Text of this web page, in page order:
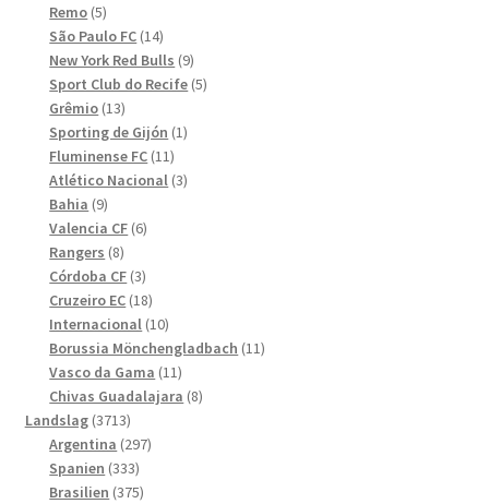
Remo 55
produkter
São Paulo FC 1414
produkter
New York Red Bulls 99
produkter
Sport Club do Recife 55
Grêmio 1313
produkter
Sporting de Gijón 11
Fluminense FC 1111
produkter
Atlético Nacional 33
Bahia 99
produkter
Valencia CF 66
Rangers 88
produkter
Córdoba CF 33
produkter
Cruzeiro EC 1818
produkter
Internacional 1010
produkter
Borussia Mönchengladbach 1111
Vasco da Gama 1111
produkter
Chivas Guadalajara 88
Landslag 37133713
produkter
Argentina 297297
Spanien 333333
produkter
Brasilien 375375